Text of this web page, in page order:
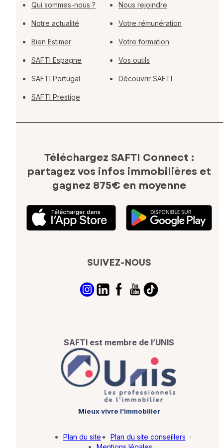
Qui sommes-nous ?
Notre actualité
Bien Estimer
SAFTI Espagne
SAFTI Portugal
SAFTI Prestige
Nous rejoindre
Votre rémunération
Votre formation
Vos outils
Découvrir SAFTI
Téléchargez SAFTI Connect :
partagez vos infos immobilières et
gagnez 875€ en moyenne
SUIVEZ-NOUS
SAFTI est membre de l’UNIS
Mieux vivre l’immobilier
Plan du site · Plan du site conseillers ·